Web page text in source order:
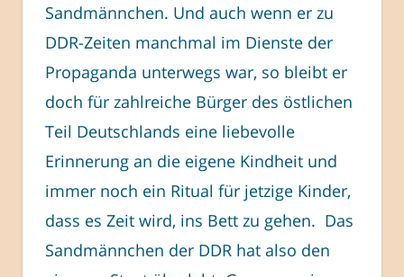
Sandmännchen. Und auch wenn er zu
DDR-Zeiten manchmal im Dienste der
Propaganda unterwegs war, so bleibt er
doch für zahlreiche Bürger des östlichen
Teil Deutschlands eine liebevolle
Erinnerung an die eigene Kindheit und
immer noch ein Ritual für jetzige Kinder,
dass es Zeit wird, ins Bett zu gehen. Das
Sandmännchen der DDR hat also den